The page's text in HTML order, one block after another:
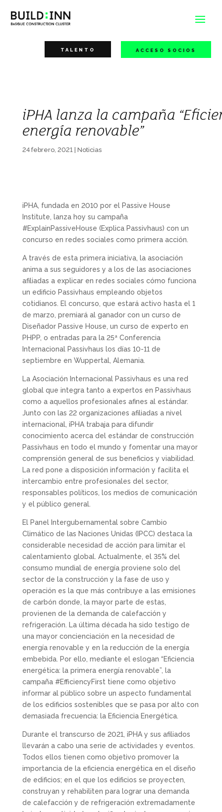
TALENTO ACCESO SOCIOS
iPHA lanza la campaña
energía renovable”
24 febrero, 2021| Noticias
iPHA, fundada en 2010 por el Passive House
Institute, lanza hoy su campaña
#ExplainPassiveHouse (Explica Passivhaus) con un
concurso en redes sociales como primera acción.
A través de esta primera iniciativa, la asociación
anima a sus seguidores y a los de las asociaciones
afiliadas a explicar en redes sociales cómo funciona
un edificio Passivhaus empleando objetos
cotidianos. El concurso, que estará activo hasta el 1
de marzo, premiará al ganador con un curso de
Diseñador Passive House, un curso de experto en
PHPP, o entradas para la 25ª Conferencia
Internacional Passivhaus los días 10-11 de
septiembre en Wuppertal, Alemania.
La Asociación Internacional Passivhaus es una red
global que integra tanto a expertos en Passivhaus
como a aquellos profesionales afines al estándar.
Junto con las 22 organizaciones afiliadas a nivel
internacional, iPHA trabaja para difundir
conocimiento acerca del estándar de construcción
Passivhaus en todo el mundo y fomentar una mayor
comprensión general de sus beneficios y viabilidad.
La red pone a disposición información y facilita el
intercambio entre profesionales del sector,
responsables políticos, los medios de comunicación
y el público general.
El Panel Intergubernamental sobre Cambio
Climático de las Naciones Unidas (IPCC) destaca la
considerable necesidad de acción para limitar el
calentamiento global. Actualmente, el 35% del
consumo mundial de energía proviene solo del
sector de la construcción y la fase de uso y
operación es la que más contribuye a las emisiones
de carbón donde, la mayor parte de estas,
provienen de la demanda de calefacción y
refrigeración. La última década ha sido testigo de
una mayor concienciación en la necesidad de
energía renovable y en la reducción de la energía
embebida. Por ello, mediante el eslogan “Eficiencia
energética: la primera energía renovable”, la
campaña #EfficiencyFirst tiene como objetivo
informar al público sobre un aspecto fundamental
de los edificios sostenibles que se pasa por alto con
demasiada frecuencia: la Eficiencia Energética.
Durante el transcurso de 2021, iPHA y sus afiliados
llevarán a cabo una serie de actividades y eventos.
Todos ellos tienen como objetivo promover la
importancia de la eficiencia energética en el diseño
de edificios; en el que los edificios se proyecten,
construyan y rehabiliten para lograr una demanda
de calefacción y de refrigeración extremadamente